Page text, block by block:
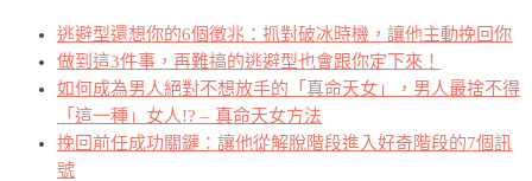
逃避型還想你的6個徵兆：抓對破冰時機，讓他主動挽回你
做到這3件事，再難搞的逃避型也會跟你定下來！
如何成為男人絕對不想放手的「真命天女」，男人最捨不得
「這一種」女人!? – 真命天女方法
挽回前任成功關鍵：讓他從解脫階段進入好奇階段的7個訊
號